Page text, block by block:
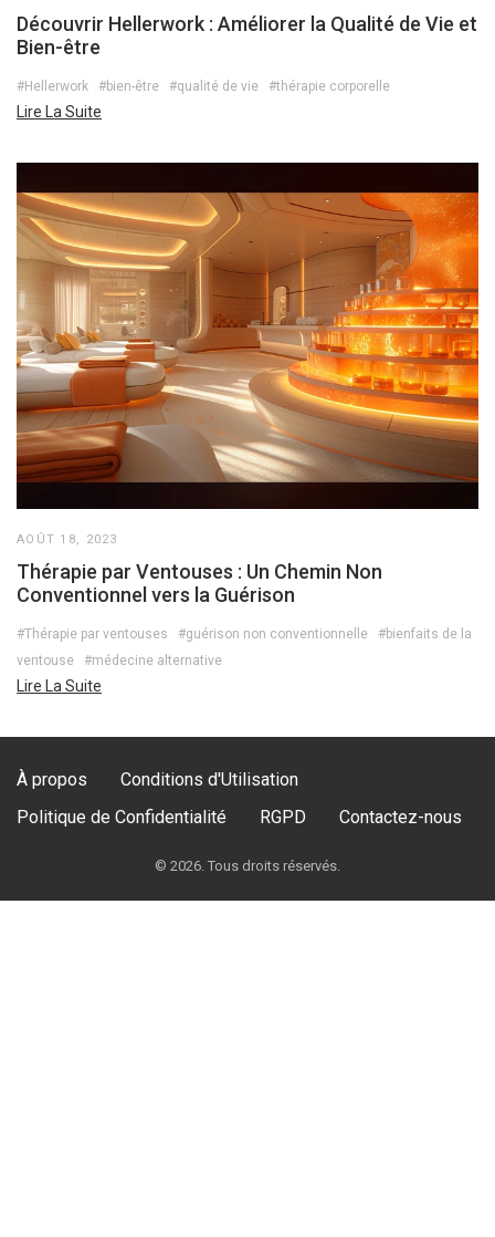
Découvrir Hellerwork : Améliorer la Qualité de Vie et
Bien-être
#Hellerwork #bien-être #qualité de vie #thérapie corporelle
Lire La Suite
AOÛT 18, 2023
Thérapie par Ventouses : Un Chemin Non
Conventionnel vers la Guérison
#Thérapie par ventouses #guérison non conventionnelle
#bienfaits de la
ventouse
#médecine alternative
Lire La Suite
À propos
Conditions d'Utilisation
Politique de Confidentialité
RGPD Contactez-nous
© 2026. Tous droits réservés.